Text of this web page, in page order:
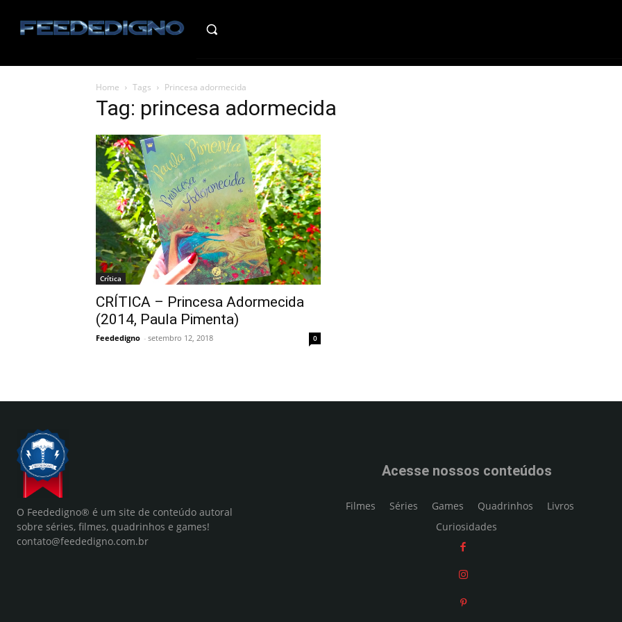
Home Tags Princesa adormecida
Tag: princesa adormecida
Crítica
CRÍTICA – Princesa Adormecida
(2014, Paula Pimenta)
Feededigno - setembro 12, 2018 0
O Feededigno® é um site de conteúdo autoral
sobre séries, filmes, quadrinhos e games!
contato@feededigno.com.br
Acesse nossos conteúdos
Filmes Séries Games Quadrinhos
Livros
Curiosidades